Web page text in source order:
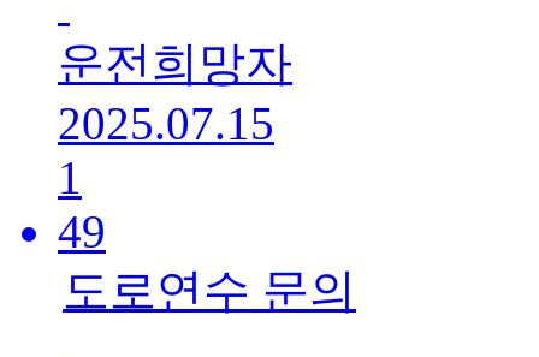
운전희망자
2025.07.15
1
49
도로연수 문의